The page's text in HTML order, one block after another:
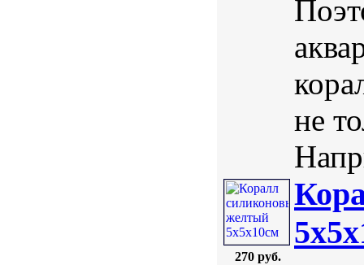
не
270 руб.